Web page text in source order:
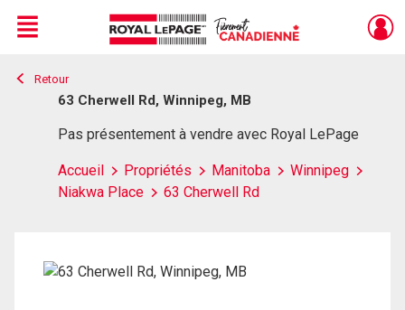
Live
En Direct
Menu
Retour
63 Cherwell Rd, Winnipeg, MB
Pas présentement à vendre avec Royal LePage
Accueil Propriétés Manitoba
Winnipeg
Niakwa Place
63 Cherwell Rd